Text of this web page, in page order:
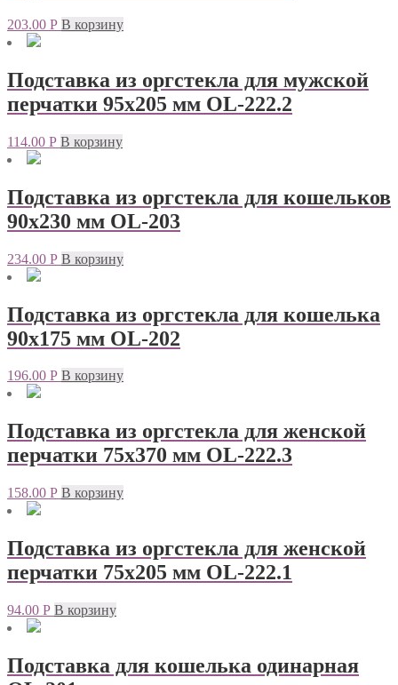
203.00 Р В корзину
Подставка из оргстекла для мужской
перчатки 95х205 мм OL-222.2
114.00 Р В корзину
Подставка из оргстекла для кошельков
90х230 мм OL-203
234.00 Р В корзину
Подставка из оргстекла для кошелька
90х175 мм OL-202
196.00 Р В корзину
Подставка из оргстекла для женской
перчатки 75х370 мм OL-222.3
158.00 Р В корзину
Подставка из оргстекла для женской
перчатки 75х205 мм OL-222.1
94.00 Р В корзину
Подставка для кошелька одинарная